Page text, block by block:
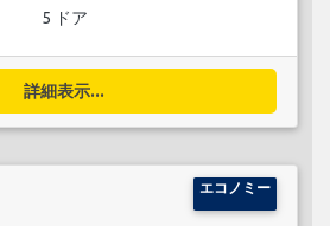
5 ドア
詳細表示...
エコノミー